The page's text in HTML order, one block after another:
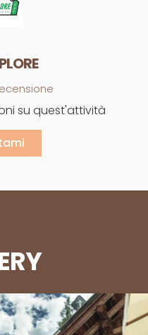
su quest'attività